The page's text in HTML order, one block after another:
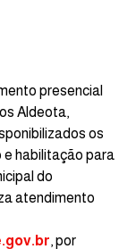
presencial
Aldeota,
os
e habilitação para
do
atendimento
, por